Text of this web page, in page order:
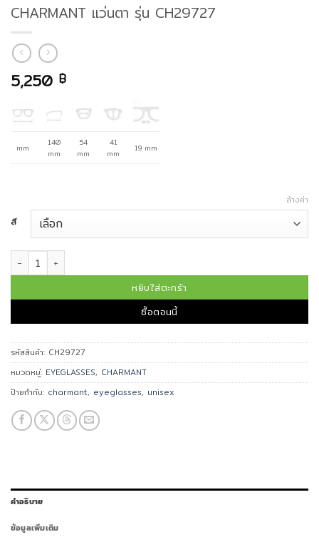
CHARMANT แว่นตา รุ่น CH29727
5,250 ฿
mm
140
mm
54
mm
41
mm
19 mm
สี
ล้างค่า
จำนวน CHARMANT แว่นตา รุ่น CH29727 ชิ้น
หยิบใส่ตะกร้า
ซื้อตอนนี้
รหัสสินค้า: CH29727
หมวดหมู่: EYEGLASSES, CHARMANT
ป้ายกำกับ: charmant, eyeglasses, unisex
คำอธิบาย
ข้อมูลเพิ่มเติม